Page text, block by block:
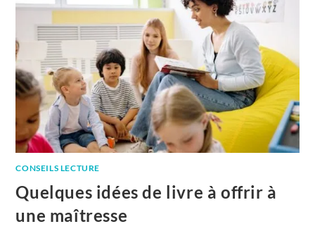
CONSEILS LECTURE
Quelques idées de livre à offrir à
une maîtresse